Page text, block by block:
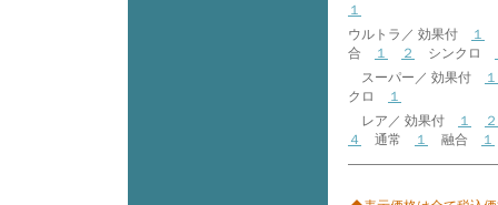
１
ウルトラ／ 効果付
１
合
１ ２ シンクロ
スーパー／ 効果付
１
クロ
１
レア／ 効果付
１
２
４
通常 １ 融合 １